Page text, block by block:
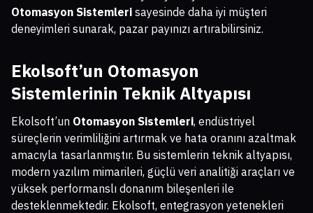
Otomasyon Sistemleri sayesinde daha iyi müşteri
deneyimleri sunarak, pazar payınızı artırabilirsiniz.
Ekolsoft’un Otomasyon
Sistemlerinin Teknik Altyapısı
Ekolsoft’un Otomasyon Sistemleri, endüstriyel
süreçlerin verimliliğini artırmak ve hata oranını azaltmak
amacıyla tasarlanmıştır. Bu sistemlerin teknik altyapısı,
modern yazılım mimarileri, güçlü veri analitiği araçları ve
yüksek performanslı donanım bileşenleri ile
desteklenmektedir. Ekolsoft, entegrasyon yetenekleri